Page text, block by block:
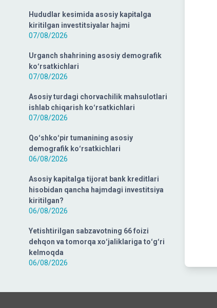
Hududlar kesimida asosiy kapitalga
kiritilgan investitsiyalar hajmi
07/08/2026
Urganch shahrining asosiy demografik
koʻrsatkichlari
07/08/2026
Asosiy turdagi chorvachilik mahsulotlari
ishlab chiqarish koʻrsatkichlari
07/08/2026
Qoʻshkoʻpir tumanining asosiy
demografik koʻrsatkichlari
06/08/2026
Asosiy kapitalga tijorat bank kreditlari
hisobidan qancha hajmdagi investitsiya
kiritilgan?
06/08/2026
Yetishtirilgan sabzavotning 66 foizi
dehqon va tomorqa xoʻjaliklariga toʻgʻri
kelmoqda
06/08/2026